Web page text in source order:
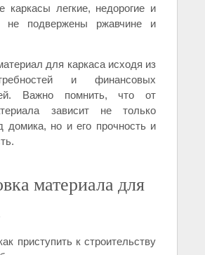
каркасы легкие, недорогие и
не подвержены ржавчине и
для каркаса исходя из
и финансовых
Важно помнить, что от
зависит не только
домика, но и его прочность и
материала для
приступить к строительству